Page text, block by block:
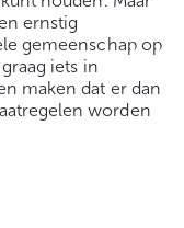
ernstig
gemeenschap op
iets in
maken dat er dan
worden